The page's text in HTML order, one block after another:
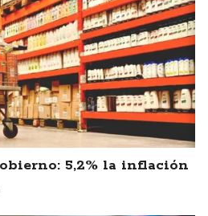
5,2% la inflación